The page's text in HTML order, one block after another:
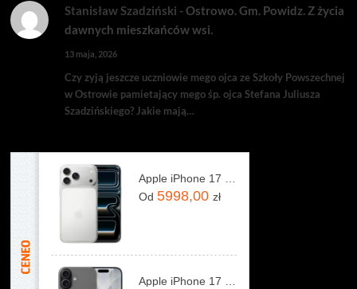
Stanisław Szadziński -Ostrowo. Gm. Powidz. Z życia
dawnych mieszkańców wsi.
13 maja, 2026
Czy zyją jeszcze uczniowie mego ojca ze Szkoły Powszechnej
w Ostrowie pamietający mego śp. ojca Stefana Juliusza
Szadzińskiego? Jakie mają…
Apple iPhone 17 Pro Max 256GB Srebrny
Od 5998,00 zł
Apple iPhone 17 256GB Czarny